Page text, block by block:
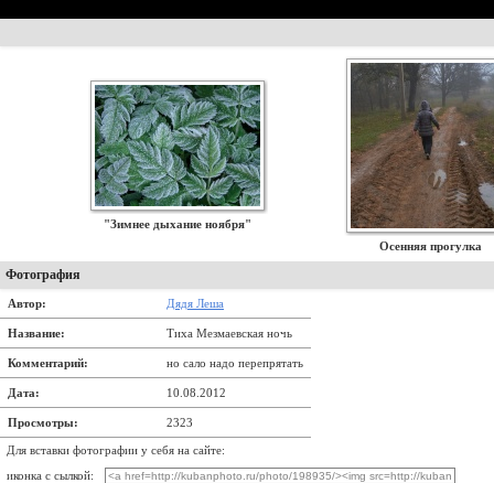
"Зимнее дыхание ноября"
Осенняя прогулка
Фотография
Автор: Дядя Леша
Название: Тиха Мезмаевская ночь
Комментарий: но сало надо перепрятать
Дата: 10.08.2012
Просмотры: 2323
Для вставки фотографии у себя на сайте:
иконка с сылкой: